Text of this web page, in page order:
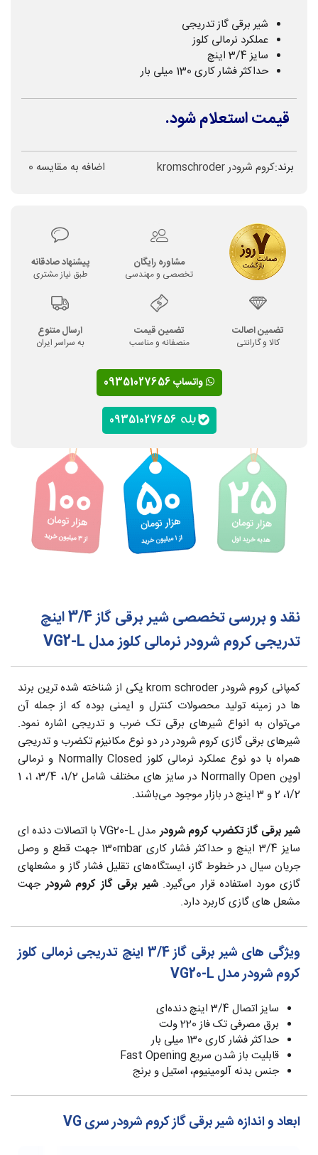
شیر برقی گاز تدریجی
عملکرد نرمالی کلوز
سایز 3/4 اینچ
حداکثر فشار کاری 130 میلی بار
قیمت استعلام شود.
برند:کروم شرودر kromschroder اضافه به مقایسه 0
مشاوره رایگان
تخصصی و مهندسی
پیشنهاد صادقانه
طبق نیاز مشتری
تضمین اصالت
کالا و گارانتی
تضمین قیمت
منصفانه و مناسب
ارسال متنوع
به سراسر ایران
واتساپ 09351027656
نقد و بررسی تخصصی شیر برقی گاز 3/4 اینچ
تدریجی کروم شرودر نرمالی کلوز مدل VG2-L
کمپانی کروم شرودر krom schroder یکی از شناخته شده ترین برند
ها در زمینه تولید محصولات کنترل و ایمنی بوده که از جمله آن
می‌توان به انواع شیرهای برقی تک ضرب و تدریجی اشاره نمود.
شیرهای برقی گازی کروم شرودر در دو نوع مکانیزم تکضرب و تدریجی
همراه با دو نوع عملکرد نرمالی کلوز Normally Closed و نرمالی
اوپن Normally Open در سایز های مختلف شامل 1/2، 3/4، 1، 1
1/2، 2 و 3 اینچ در بازار موجود می‌باشند.
شیر برقی گاز تکضرب کروم شرودر
مدل VG20-L با اتصالات دنده ای
سایز 3/4 اینچ و حداکثر فشار کاری 130mbar جهت قطع و وصل
جریان سیال‌ در خطوط گاز، ایستگاه‌های تقلیل فشار گاز و مشعلهای
گازی مورد استفاده قرار می‌گیرد.شیر برقی گاز کروم شرودر جهت
مشعل های گازی کاربرد دارد.
ویژگی های شیر برقی گاز 3/4 اینچ تدریجی نرمالی کلوز
کروم شرودر مدل VG20-L
سایز اتصال 3/4 اینچ دنده‌ای
برق مصرفی تک فاز 220 ولت
حداکثر فشار کاری 130 میلی بار
قابلیت باز شدن سریع Fast Opening
جنس بدنه آلومینیوم، استیل و برنج
ابعاد و اندازه شیر برقی گاز کروم شرودر سری VG